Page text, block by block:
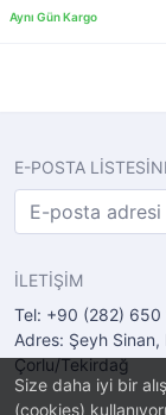
Size daha iyi bir
(cookies)
E-POSTA
İLETİŞİM
Tel: +90 (282) 650
Adres: Şeyh
Çorlu/Tekirdağ